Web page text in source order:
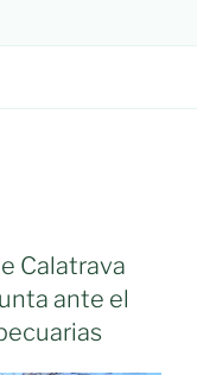
Calatrava
ante el